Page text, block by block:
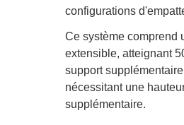
configurations
Ce système comprend
extensible, atteignant
support
nécessitant une
supplémentaire.